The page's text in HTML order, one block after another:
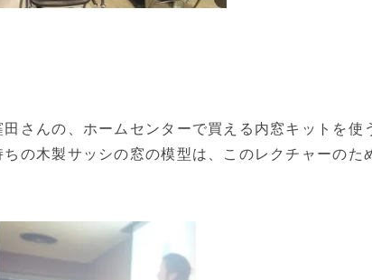
さんの、ホームセンターで買える内窓キットを使
の木製サッシの窓の模型は、このレクチャーのた